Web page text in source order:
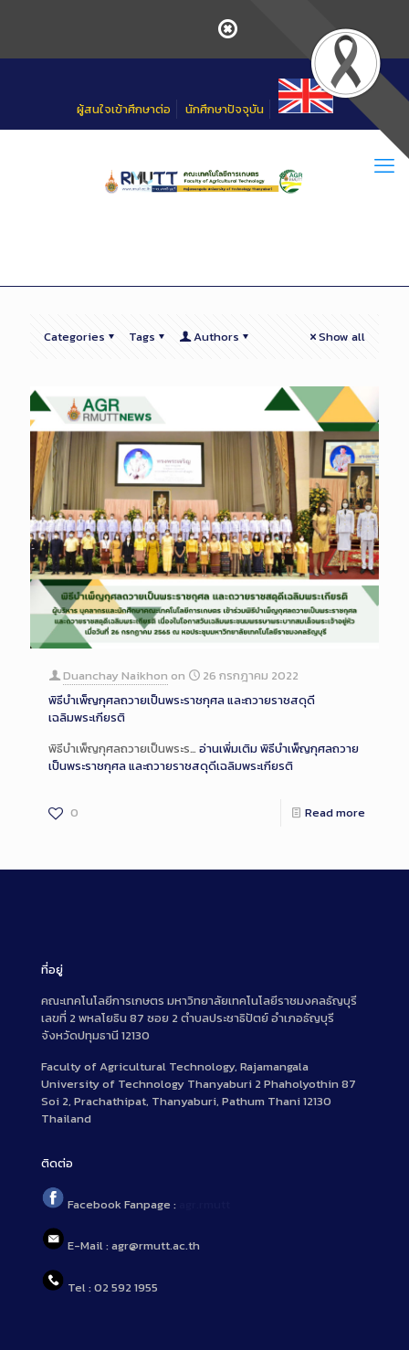
ผู้สนใจเข้าศึกษาต่อ นักศึกษาปัจจุบัน
Categories Tags Authors Show all
Duanchay Naikhon on
26 กรกฎาคม 2022
พิธีบำเพ็ญกุศลถวายเป็นพระราชกุศล และถวายราชสดุดี
เฉลิมพระเกียรติ
พิธีบำเพ็ญกุศลถวายเป็นพระร… อ่านเพิ่มเติมพิธีบำเพ็ญกุศลถวาย
เป็นพระราชกุศล และถวายราชสดุดีเฉลิมพระเกียรติ
0 Read more
ที่อยู่
คณะเทคโนโลยีการเกษตร มหาวิทยาลัยเทคโนโลยีราชมงคลธัญบุรี
เลขที่ 2 พหลโยธิน 87 ซอย 2 ตำบลประชาธิปัตย์ อำเภอธัญบุรี
จังหวัดปทุมธานี 12130
Faculty of Agricultural Technology, Rajamangala
University of Technology Thanyaburi 2 Phaholyothin 87
Soi 2, Prachathipat, Thanyaburi, Pathum Thani 12130
Thailand
ติดต่อ
Facebook Fanpage :
E-Mail : agr@rmutt.ac.th
Tel : 02 592 1955